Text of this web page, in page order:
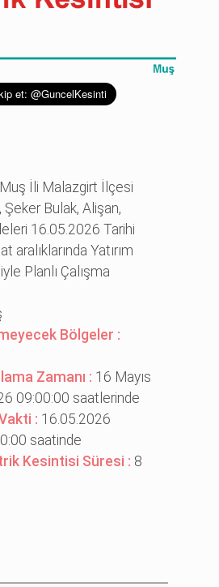
Muş İli Malazgirt İlçesi
Şeker Bulak, Alişan,
16.05.2026 Tarihi
aralıklarında Yatırım
Planlı Çalışma
Bölgeler :
Zamanı : 16 Mayıs
09:00:00 saatlerinde
: 16.05.2026
saatinde
Kesintisi Süresi : 8